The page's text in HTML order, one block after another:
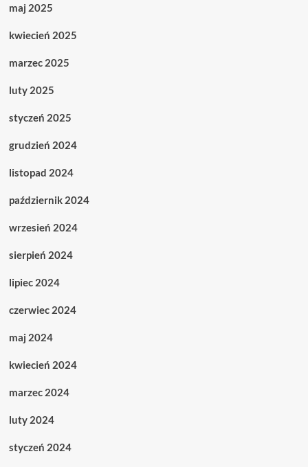
maj 2025
kwiecień 2025
marzec 2025
luty 2025
styczeń 2025
grudzień 2024
listopad 2024
październik 2024
wrzesień 2024
sierpień 2024
lipiec 2024
czerwiec 2024
maj 2024
kwiecień 2024
marzec 2024
luty 2024
styczeń 2024